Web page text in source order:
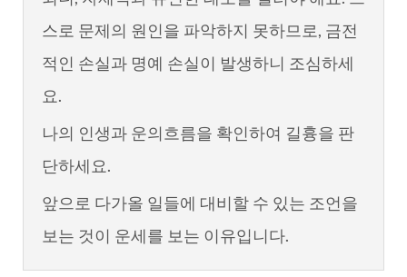
스로 문제의 원인을 파악하지 못하므로, 금전
적인 손실과 명예 손실이 발생하니 조심하세
요.
나의 인생과 운의흐름을 확인하여 길흉을 판
단하세요.
앞으로 다가올 일들에 대비할 수 있는 조언을
보는 것이 운세를 보는 이유입니다.